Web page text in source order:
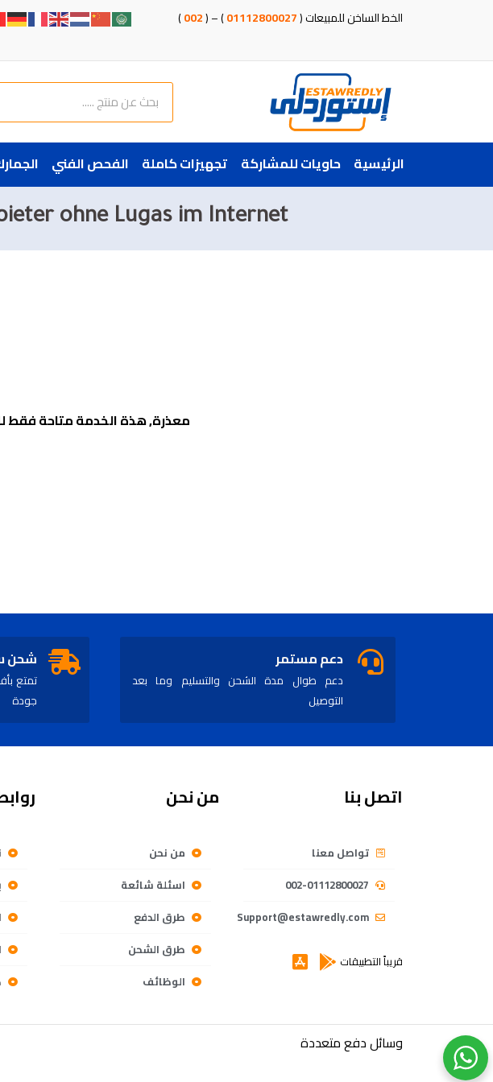
الخط الساخن للمبيعات (01112800027
) – (
002
)
Search
الرئيسية حاويات للمشاركة تجهيزات كاملة الفحص الفني
ohne Lugas im Internet
معذرة, هذة الخدمة متاحة فقط
دعم مستمر
دعم طوال مدة الشحن والتسليم وما بعد
التوصيل
شحن
تمتع
جودة
اتصل بنا
تواصل معنا
002-01112800027
Support@estawredly.com
قريباً التطبيقات
من نحن
من نحن
اسئلة شائعة
طرق الدفع
طرق الشحن
الوظائف
وسائل دفع متعددة